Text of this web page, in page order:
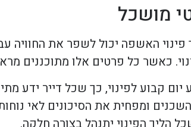
מושכל
פינוי האשפה יכול לשפר את החוויה
כאשר כל פרטים אלו מתוכננים
קבוע לפינוי, כך שכל דייר ידע
ומפחית את הסיכונים לאי
הליך הפינוי יתנהל בצורה חלקה.